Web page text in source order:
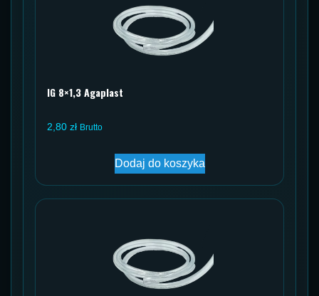
IG 8×1,3 Agaplast
2,80 zł Brutto
Dodaj do koszyka